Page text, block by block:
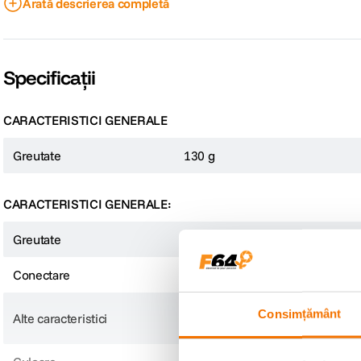
Consimțământ
Destinderea este tendinta sezonului. Stilul sportiv cu uzura sportiva
Castile HF410B sunt usoare avand 130 g. Presiunea laterala, atunci cand
Arată descrierea completă
Specificații
CARACTERISTICI GENERALE
Greutate 130 g
CARACTERISTICI GENERALE:
Greutate
Conectare Wireless
Alte caracteristici
Durata de redare cu
fir Bluetooth 4.1 Profiluri